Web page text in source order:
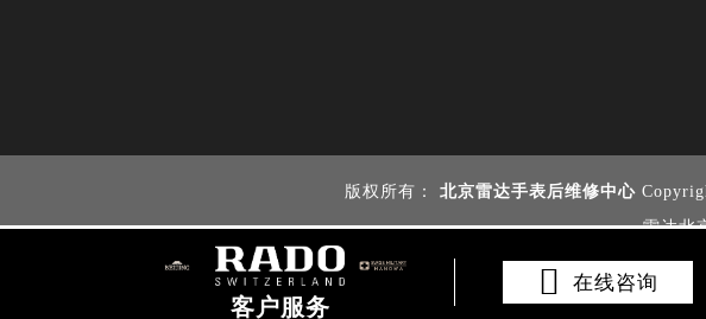
版权所有： 北京雷达手表后维修中心
雷达北
Rado维修北京雷达
如权利人或知情人士发现本站内容存在事实错误或涉及版权、名誉权等侵权问题
间：
客户服务
 在线咨询